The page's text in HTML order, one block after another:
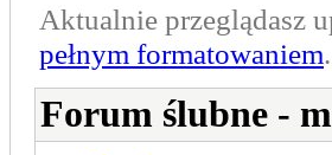
Aktualnie przeglądasz
pełnym formatowaniem.
Forum ślubne -